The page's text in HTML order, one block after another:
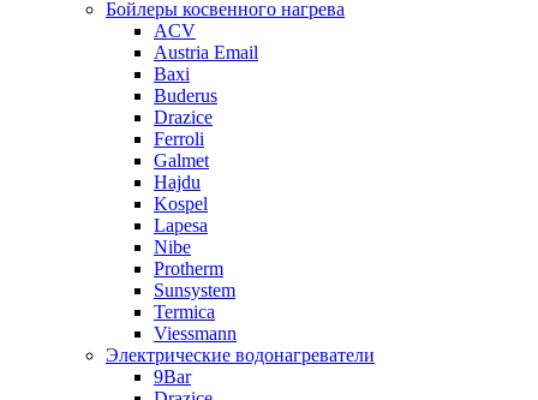
Бойлеры косвенного нагрева
ACV
Austria Email
Baxi
Buderus
Drazice
Ferroli
Galmet
Hajdu
Kospel
Lapesa
Nibe
Protherm
Sunsystem
Termica
Viessmann
Электрические водонагреватели
9Bar